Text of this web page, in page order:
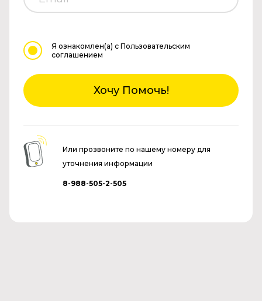
Я ознакомлен(а) с Пользовательским
соглашением
Хочу Помочь!
Или прозвоните по нашему номеру для
уточнения информации
8-988-505-2-505